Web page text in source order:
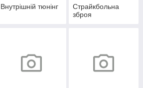
Внутрішній тюнінг
Страйкбольна
зброя